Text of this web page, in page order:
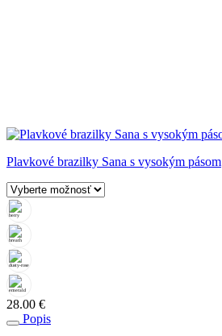
Plavkové brazilky Sana s vysokým pásom
28.00 €
Popis